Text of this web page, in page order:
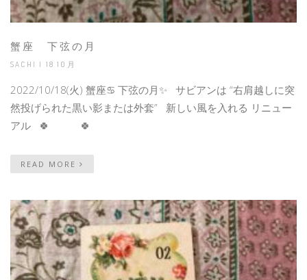
蟹座 下弦の月
SACHI | 18 10月
2022/10/18(火) 蟹座♋️ 下弦の月✨ サビアンは “右肩越しに突
然投げられた黒い影または外套” 新しい風を入れる リニュー
アル 🍀 🍀
READ MORE